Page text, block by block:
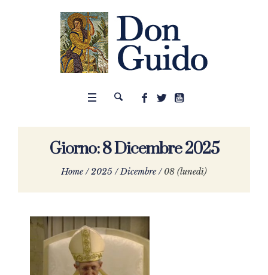
Giorno:8 Dicembre 2025
Home /2025 /Dicembre /08 (lunedì)